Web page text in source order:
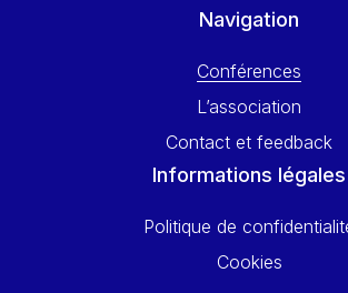
Navigation
Conférences
L’association
Contact et feedback
Informations légales
Politique de
Cookies